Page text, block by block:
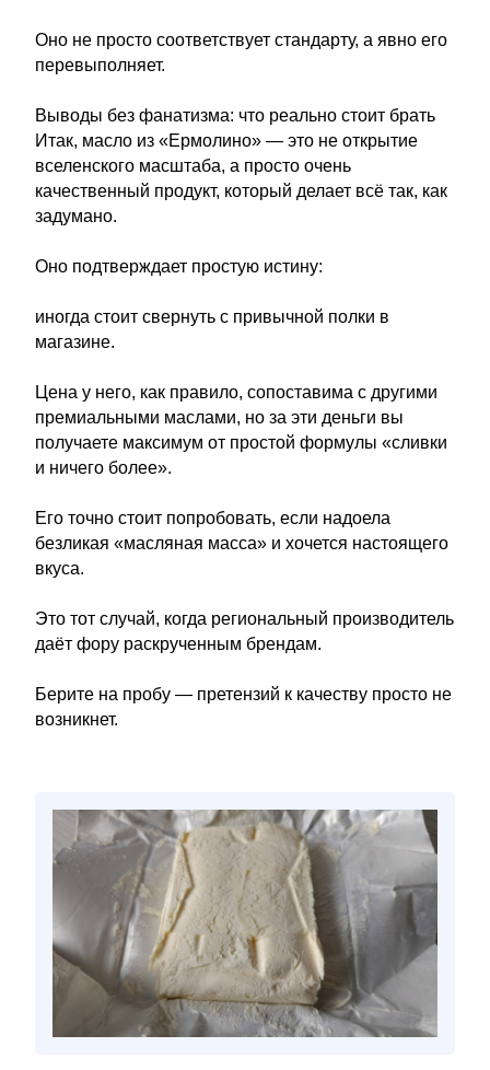
Оно не просто соответствует стандарту, а явно его
перевыполняет.
Выводы без фанатизма: что реально стоит брать
Итак, масло из «Ермолино» — это не открытие
вселенского масштаба, а просто очень
качественный продукт, который делает всё так, как
задумано.
Оно подтверждает простую истину:
иногда стоит свернуть с привычной полки в
магазине.
Цена у него, как правило, сопоставима с другими
премиальными маслами, но за эти деньги вы
получаете максимум от простой формулы «сливки
и ничего более».
Его точно стоит попробовать, если надоела
безликая «масляная масса» и хочется настоящего
вкуса.
Это тот случай, когда региональный производитель
даёт фору раскрученным брендам.
Берите на пробу — претензий к качеству просто не
возникнет.